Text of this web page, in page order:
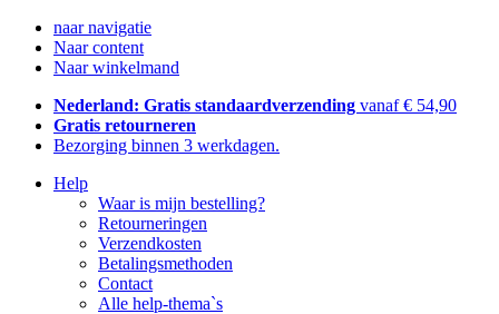
naar navigatie
Naar content
Naar winkelmand
Nederland: Gratis standaardverzending vanaf € 54,90
Gratis retourneren
Bezorging binnen 3 werkdagen.
Help
Waar is mijn bestelling?
Retourneringen
Verzendkosten
Betalingsmethoden
Contact
Alle help-thema`s